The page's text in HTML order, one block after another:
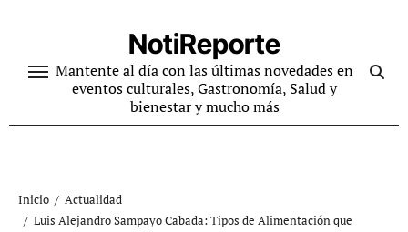
contenido
NotiReporte
Mantente al día con las últimas novedades en
eventos culturales, Gastronomía, Salud y
bienestar y mucho más
Inicio
Actualidad
Luis Alejandro Sampayo Cabada: Tipos de Alimentación que